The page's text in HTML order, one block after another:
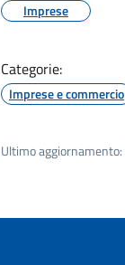
Imprese
Categorie:
Imprese e commercio
Ultimo aggiornamento: